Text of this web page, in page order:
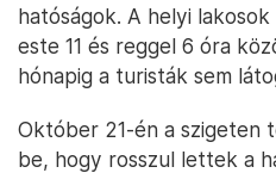
hatóságok. A helyi
este 11 és reggel 6 óra
hónapig a turisták sem
Október 21-én a szigeten
be, hogy rosszul lettek a